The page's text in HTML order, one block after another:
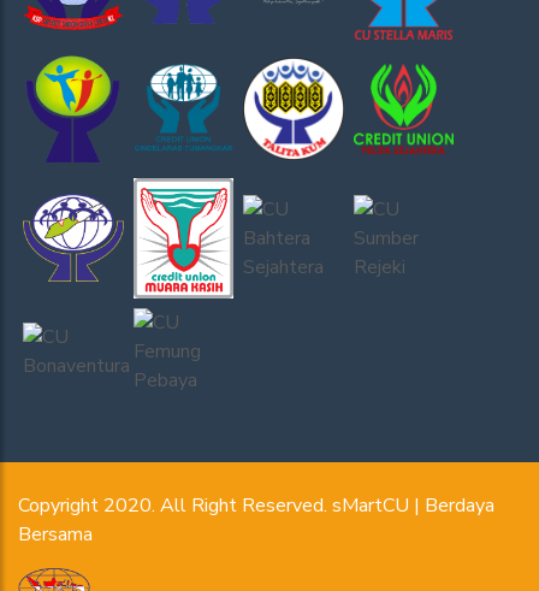
Copyright 2020. All Right Reserved. sMartCU | Berdaya
Bersama